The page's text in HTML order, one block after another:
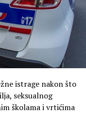
istrage nakon što
seksualnog
školama i vrtićima